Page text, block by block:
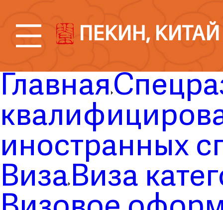
ПЕКИН, КИТАЙ
Главная
иностранных
ВизаВиза